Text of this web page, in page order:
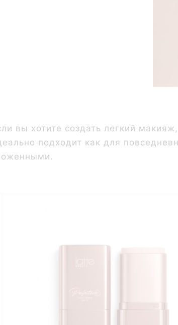
вы хотите создать легкий
подходит как для